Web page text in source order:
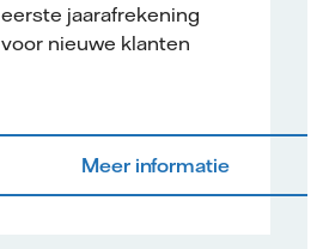
eerste jaarafrekening
voor nieuwe klanten
Meer informatie